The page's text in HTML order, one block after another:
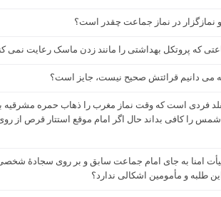
نمازگزار در نماز جماعت چقدر است؟
که پروتکل بهداشتی را مانند زدن ماسک رعایت نمی
که می دانیم قرائتش صحیح نیست، جایز است؟
فردی است که وقت نماز مغرب را ذهاب حمره مشرقیه
را کافی بداند حال اگر امام موقع استتار قرص از روی
امنا به جای امام جماعت سابق و بر روی سجادۀ
طلبه و مأمومین اشکالی ندارد؟